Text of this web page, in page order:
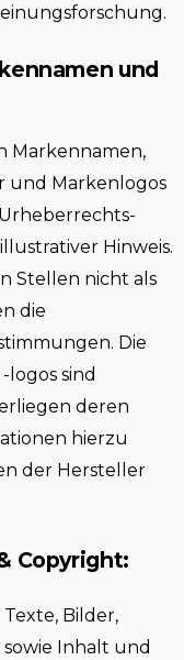
und
Markennamen,
und Markenlogos
Hinweis.
Stellen nicht als
die
Die
sind
deren
hierzu
der Hersteller
Copyright:
Bilder,
Inhalt und